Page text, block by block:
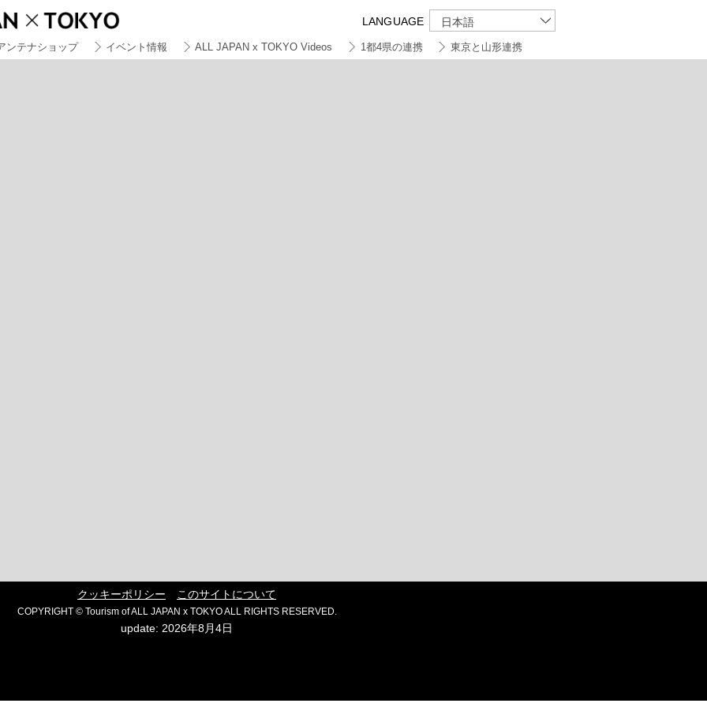
LANGUAGE 日本語
ンテナショップ イベント情報 ALL JAPAN x TOKYO Videos 1都4県の連携 東京と山形連携
クッキーポリシー このサイトについて
COPYRIGHT © Tourism of ALL JAPAN x TOKYO ALL RIGHTS RESERVED.
update: 2026年8月4日